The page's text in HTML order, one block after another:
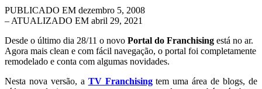
PUBLICADO EM dezembro 5, 2008
– ATUALIZADO EM abril 29, 2021
Desde o último dia 28/11 o novo Portal do Franchising está no ar.
Agora mais clean e com fácil navegação, o portal foi completamente
remodelado e conta com algumas novidades.
Nesta nova versão, a TV Franchisingtem uma área de blogs, de